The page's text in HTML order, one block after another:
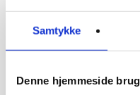
Samtykke
Denne hjemmeside
gennem
hele går op i en
ja faktisk
projekter og